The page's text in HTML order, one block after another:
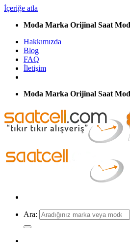
İçeriğe atla
Moda Marka Orijinal Saat
Hakkımızda
Blog
FAQ
İletişim
Moda Marka Orijinal Saat
Ara: